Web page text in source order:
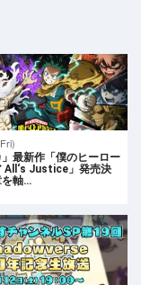
」最新作「僕のヒーロー
All‘s Justice」発売決
を軸…